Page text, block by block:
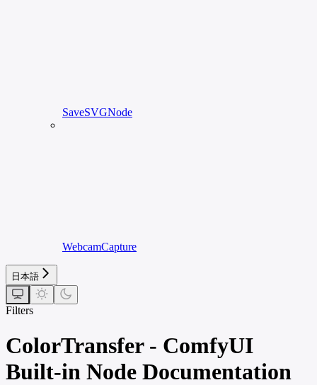
SaveSVGNode
WebcamCapture
日本語
Filters
ColorTransfer - ComfyUI
Built-in Node Documentation